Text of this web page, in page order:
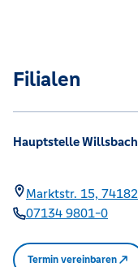
Filialen
Hauptstelle Willsbach
Marktstr. 15, 74182
07134 9801-0
Termin vereinbaren